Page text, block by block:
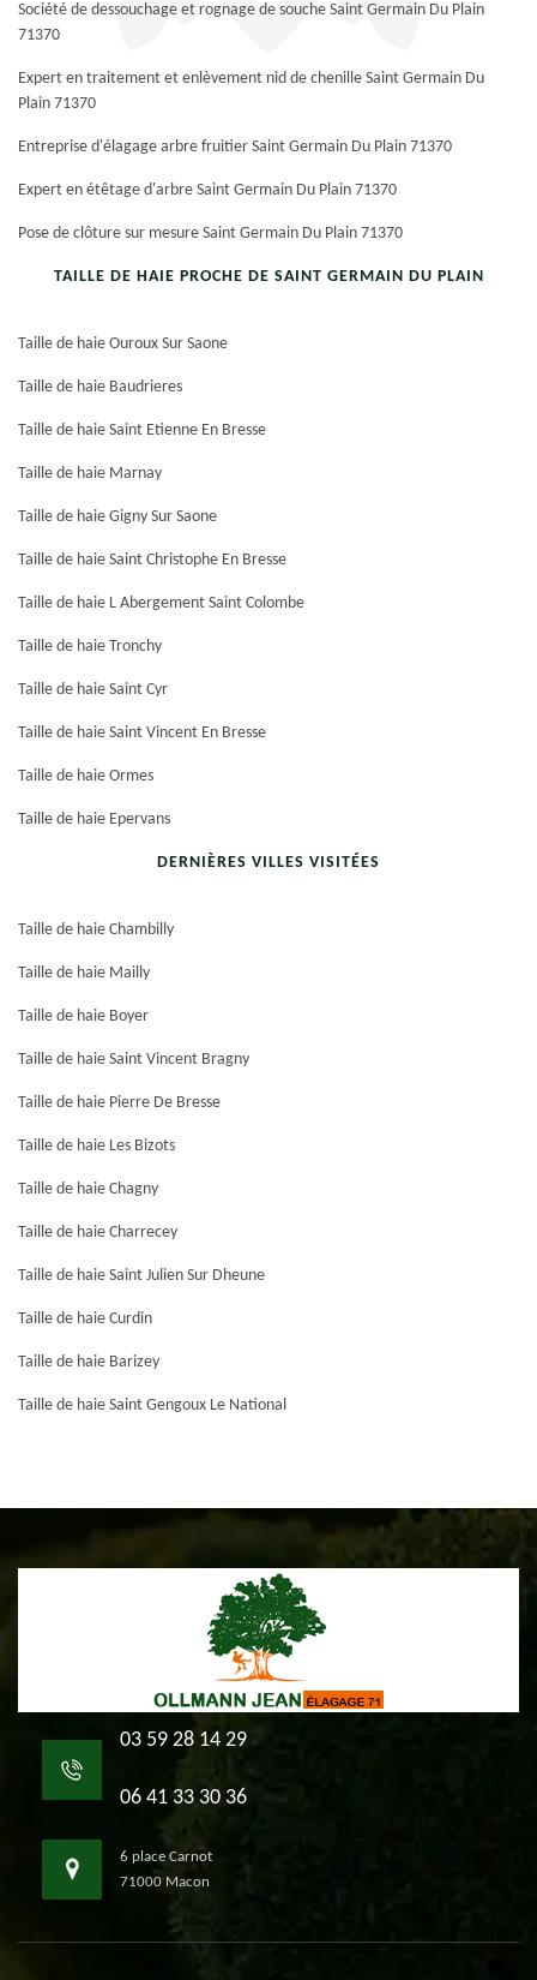
Société de dessouchage et rognage de souche Saint Germain Du Plain
71370
Expert en traitement et enlèvement nid de chenille Saint Germain Du
Plain 71370
Entreprise d'élagage arbre fruitier Saint Germain Du Plain 71370
Expert en étêtage d'arbre Saint Germain Du Plain 71370
Pose de clôture sur mesure Saint Germain Du Plain 71370
TAILLE DE HAIE PROCHE DE SAINT GERMAIN DU PLAIN
Taille de haie Ouroux Sur Saone
Taille de haie Baudrieres
Taille de haie Saint Etienne En Bresse
Taille de haie Marnay
Taille de haie Gigny Sur Saone
Taille de haie Saint Christophe En Bresse
Taille de haie L Abergement Saint Colombe
Taille de haie Tronchy
Taille de haie Saint Cyr
Taille de haie Saint Vincent En Bresse
Taille de haie Ormes
Taille de haie Epervans
DERNIÈRES VILLES VISITÉES
Taille de haie Chambilly
Taille de haie Mailly
Taille de haie Boyer
Taille de haie Saint Vincent Bragny
Taille de haie Pierre De Bresse
Taille de haie Les Bizots
Taille de haie Chagny
Taille de haie Charrecey
Taille de haie Saint Julien Sur Dheune
Taille de haie Curdin
Taille de haie Barizey
Taille de haie Saint Gengoux Le National
03 59 28 14 29
06 41 33 30 36
6 place Carnot
71000 Macon